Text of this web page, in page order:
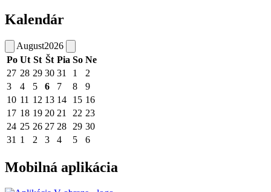
Kalendár
August2026
Po Ut St Št Pia So Ne
27 28 29 30 31 1
2
3
4 5 6 7 8
9
10 11 12 13 14 15 16
17 18 19 20 21 22 23
24 25 26 27 28 29 30
31 1 2 3 4 5 6
Mobilná aplikácia